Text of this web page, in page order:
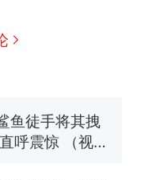
做头像
然发现鸡枞菌
它长大：挖了
鱼徒手将其拽
呼震惊 （视频